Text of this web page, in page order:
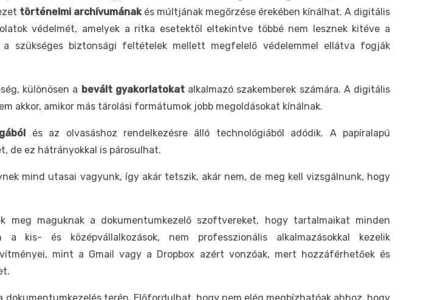
történelmi archívumának és múltjának megőrzése érekében kínálhat. A digitális
védelmét, amelyek a ritka esetektől eltekintve többé nem lesznek kitéve a
szükséges biztonsági feltételek mellett megfelelő védelemmel ellátva fogják
különösen a bevált gyakorlatokatalkalmazó szakemberek számára. A digitális
akkor, amikor más tárolási formátumok jobb megoldásokat kínálnak.
és az olvasáshoz rendelkezésre álló technológiából adódik. A papíralapú
de ez hátrányokkal is párosulhat.
mind utasai vagyunk, így akár tetszik, akár nem, de meg kell vizsgálnunk, hogy
meg maguknak a dokumentumkezelő szoftvereket, hogy tartalmaikat minden
kis- és középvállalkozások, nem professzionális alkalmazásokkal kezelik
mint a Gmail vagy a Dropbox azért vonzóak, mert hozzáférhetőek és